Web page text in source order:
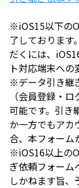
※iOS15以下の
了しております
だくには、
ト対応端末への
※データ引き継
（会員登録・
可能です。引き
か一方でもアカ
合、本フォーム
※iOS16以上の
ぎ依頼フォーム
しかねます旨、